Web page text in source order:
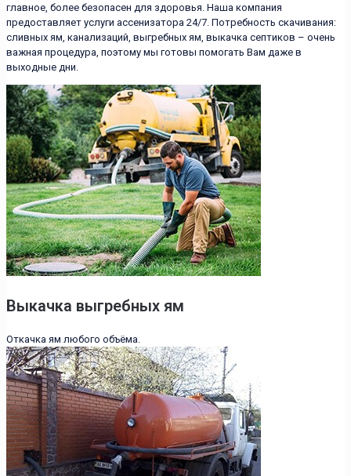
главное, более безопасен для здоровья. Наша компания
предоставляет услуги ассенизатора 24/7. Потребность скачивания:
сливных ям, канализаций, выгребных ям, выкачка септиков – очень
важная процедура, поэтому мы готовы помогать Вам даже в
выходные дни.
Выкачка выгребных ям
Откачка ям любого объёма.